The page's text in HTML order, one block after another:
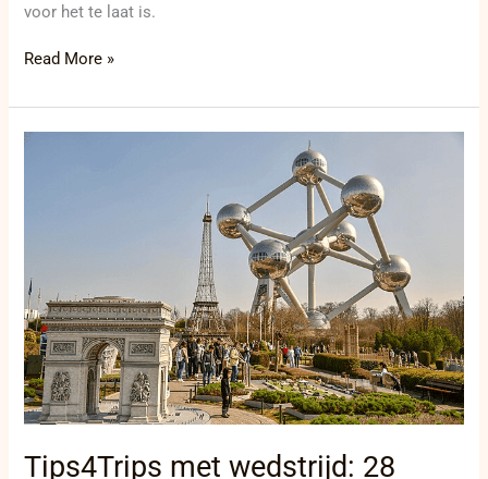
voor het te laat is.
Read More »
Tips4Trips met wedstrijd: 28
Tips4Trips
één
dag
bezoeken
in
Mini-
Europe,
vlakbij
Atomium